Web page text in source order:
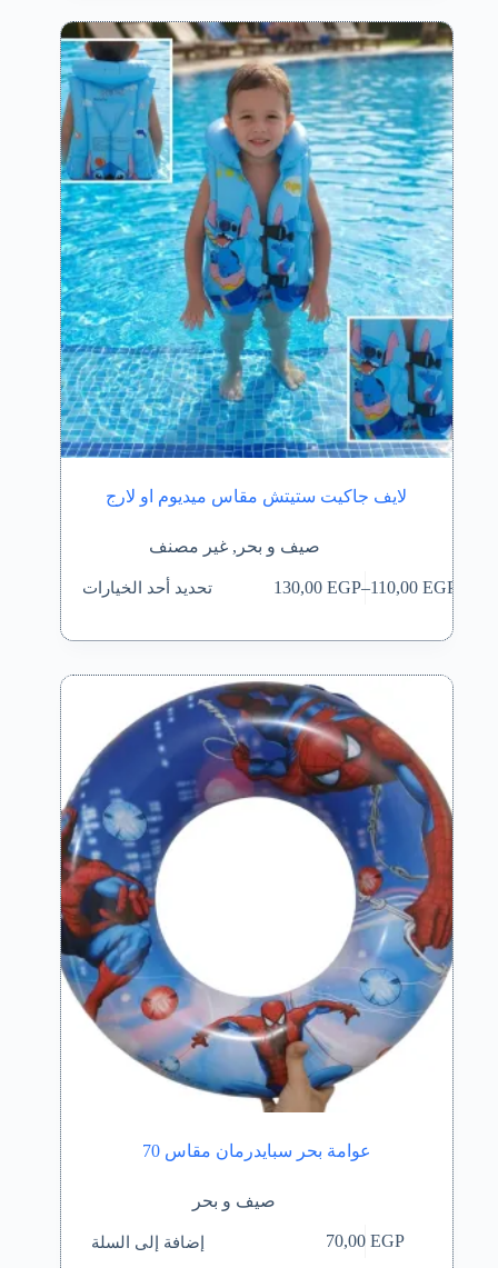
لايف جاكيت ستيتش مقاس ميديوم او لارج
صيف و بحر ,غير مصنف
110,00EGP
–
130,00EGP
نطاق
من
خلال
تحديد أحد الخيارات
هناك
العديد
من
الأشكال
لهذا
المنتج.
يمكن
اختيار
الخيارات
على
صفحة
المنتج
عوامة بحر سبايدرمان مقاس 70
صيف و بحر
70,00EGP إضافة إلى السلة